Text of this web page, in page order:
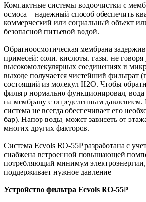
Компактные системы водоочистки с
осмоса – надежный способ обеспечить
коммерческий или социальный объект
безопасной питьевой водой.
Обратноосмотическая мембрана
примесей: соли, кислоты, газы, не говоря
высокомолекулярных соединениях и
выходе получается чистейший фильтрат
состоящий из молекул Н2О. Чтобы
фильтр нормально функционировал, вода
на мембрану с определенным давлением.
система не всегда обеспечивает его
бар). Напор воды, может зависеть от
многих других факторов.
Система Ecvols RO-55P разработана с
снабжена встроенной повышающей
потребляющий минимум
поддерживает нужное давление
Устройство фильтра Ecvols RO-55P